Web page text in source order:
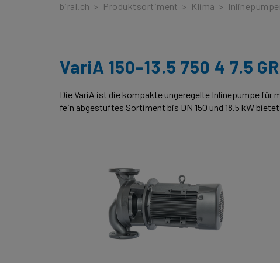
biral.ch > Produktsortiment > Klima >
VariA 150-13.5 750 4 7.5
Die VariA ist die kompakte ungeregelte Inlinepumpe für
fein abgestuftes Sortiment bis DN 150 und 18.5 kW